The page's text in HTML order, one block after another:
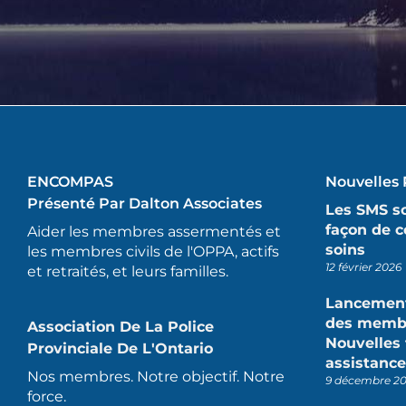
ENCOMPAS
Présenté Par Dalton Associates
Aider les membres assermentés et
les membres civils de l'OPPA, actifs
et retraités, et leurs familles.
Association De La Police
Provinciale De L'Ontario
Nos membres. Notre objectif. Notre
force.
Nouvelles
Les SMS
façon de
soins
12 février 2026
des
9 décembre